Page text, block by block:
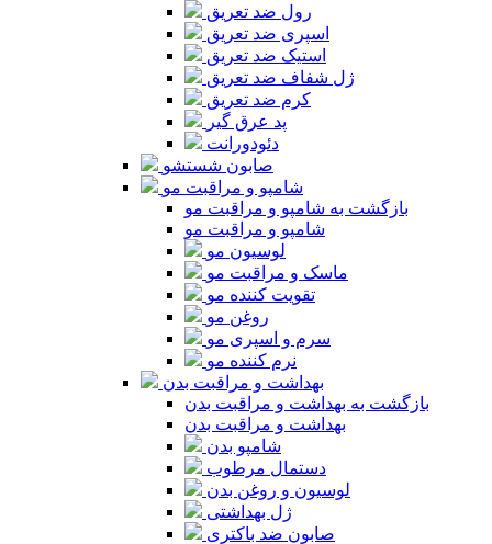
رول ضد تعریق
اسپری ضد تعریق
استیک ضد تعریق
ژل شفاف ضد تعریق
کرم ضد تعریق
پد عرق گیر
دئودورانت
صابون شستشو
شامپو و مراقبت مو
بازگشت به شامپو و مراقبت مو
شامپو و مراقبت مو
لوسیون مو
ماسک و مراقبت مو
تقویت کننده مو
روغن مو
سرم و اسپری مو
نرم کننده مو
بهداشت و مراقبت بدن
بازگشت به بهداشت و مراقبت بدن
بهداشت و مراقبت بدن
شامپو بدن
دستمال مرطوب
لوسیون و روغن بدن
ژل بهداشتی
صابون ضد باکتری